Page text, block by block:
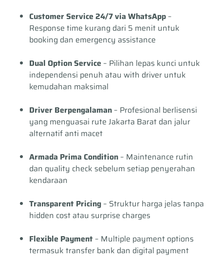
Customer Service 24/7 via WhatsApp –
Response time kurang dari 5 menit untuk
booking dan emergency assistance
Dual Option Service – Pilihan lepas kunci untuk
independensi penuh atau with driver untuk
kemudahan maksimal
Driver Berpengalaman – Profesional berlisensi
yang menguasai rute Jakarta Barat dan jalur
alternatif anti macet
Armada Prima Condition – Maintenance rutin
dan quality check sebelum setiap penyerahan
kendaraan
Transparent Pricing – Struktur harga jelas tanpa
hidden cost atau surprise charges
Flexible Payment – Multiple payment options
termasuk transfer bank dan digital payment